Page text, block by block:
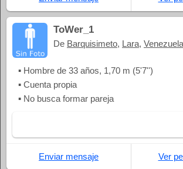
ToWer_1
De Barquisimeto, Lara, Venezuela
▪ Hombre de 33 años, 1,70 m (5'7'')
▪ Cuenta propia
▪ No busca formar pareja
Enviar mensaje Ver